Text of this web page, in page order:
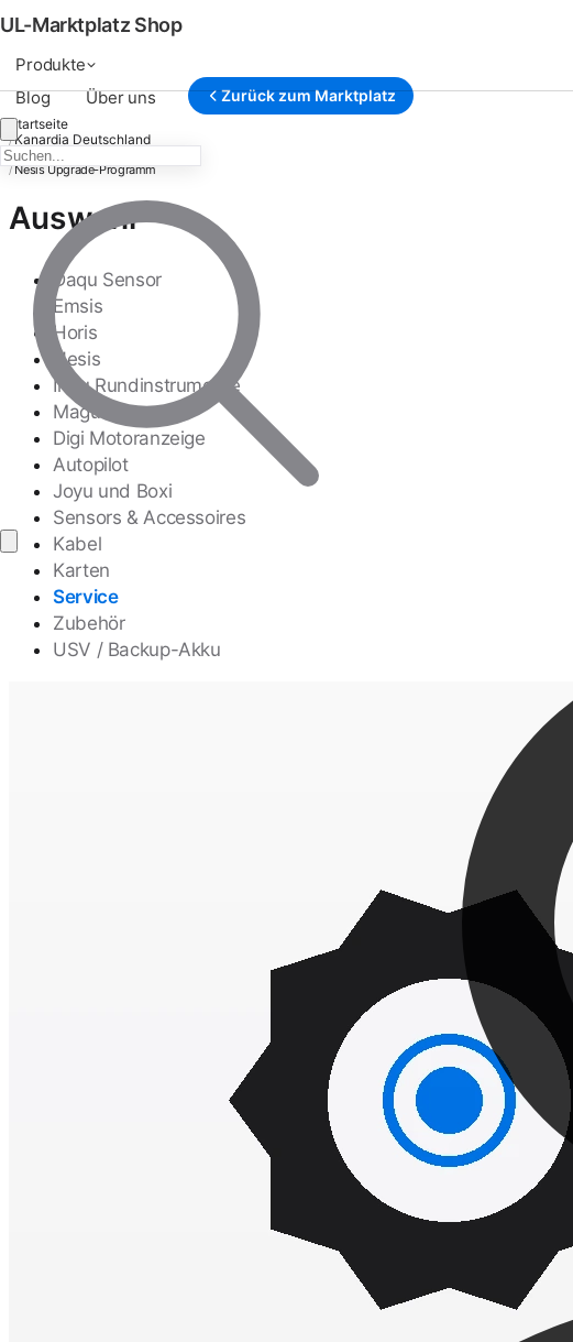
UL-Marktplatz Shop
Produkte
Blog
Über uns Zurück zum Marktplatz
Startseite
/ Kanardia Deutschland
/ Service
/ Nesis Upgrade-Programm
Auswahl
Daqu Sensor
Emsis
Horis
Nesis
Indu Rundinstrumente
Magu
Digi Motoranzeige
Autopilot
Joyu und Boxi
Sensors & Accessoires
Kabel
Karten
Service
Zubehör
USV / Backup-Akku